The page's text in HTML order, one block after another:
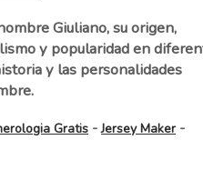
Giuliano, su origen,
y popularidad en
y las personalidades
Gratis -Jersey Maker-